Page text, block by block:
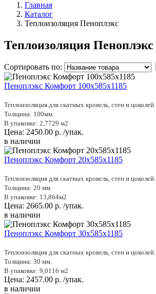
Главная
Каталог
Теплоизоляция Пеноплэкс
Теплоизоляция Пеноплэкс
Сортировать по:
Пеноплэкс Комфорт 100х585х1185
Теплоизоляция для скатных кровель, стен и цоколей.
Толщина: 100мм.
В упаковке: 2,7729 м2
Цена: 2450.00 р. /упак.
в наличии
Пеноплэкс Комфорт 20х585х1185
Теплоизоляция для скатных кровель, стен и цоколей.
Толщина: 20 мм.
В упаковке: 13,864м2
Цена: 2665.00 р. /упак.
в наличии
Пеноплэкс Комфорт 30х585х1185
Теплоизоляция для скатных кровель, стен и цоколей.
Толщина: 30 мм.
В упаковке: 9,0116 м2
Цена: 2457.00 р. /упак.
в наличии